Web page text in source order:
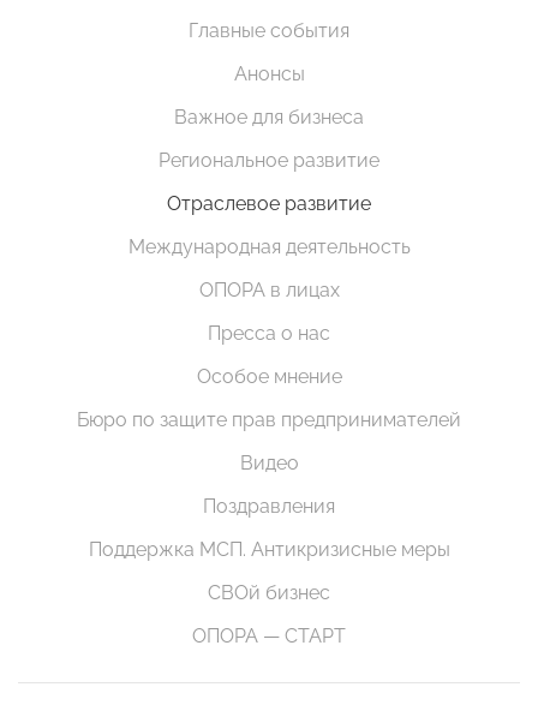
Главные события
Анонсы
Важное для бизнеса
Региональное развитие
Отраслевое развитие
Международная деятельность
ОПОРА в лицах
Пресса о нас
Особое мнение
Бюро по защите прав предпринимателей
Видео
Поздравления
Поддержка МСП. Антикризисные меры
СВОй бизнес
ОПОРА — СТАРТ